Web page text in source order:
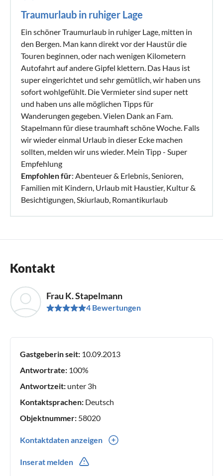
Traumurlaub in ruhiger Lage
Ein schöner Traumurlaub in ruhiger Lage, mitten in
den Bergen. Man kann direkt vor der Haustür die
Touren beginnen, oder nach wenigen Kilometern
Autofahrt auf andere Gipfel klettern. Das Haus ist
super eingerichtet und sehr gemütlich, wir haben uns
sofort wohlgefühlt. Die Vermieter sind super nett
und haben uns alle möglichen Tipps für
Wanderungen gegeben. Vielen Dank an Fam.
Stapelmann für diese traumhaft schöne Woche. Falls
wir wieder einmal Urlaub in dieser Ecke machen
sollten, melden wir uns wieder. Mein Tipp - Super
Empfehlung
Empfohlen für: Abenteuer & Erlebnis, Senioren,
Familien mit Kindern, Urlaub mit Haustier, Kultur &
Besichtigungen, Skiurlaub, Romantikurlaub
Kontakt
Frau K. Stapelmann
4 Bewertungen
Gastgeberin seit: 10.09.2013
Antwortrate: 100%
Antwortzeit: unter 3h
Kontaktsprachen: Deutsch
Objektnummer: 58020
Kontaktdaten anzeigen
Inserat melden